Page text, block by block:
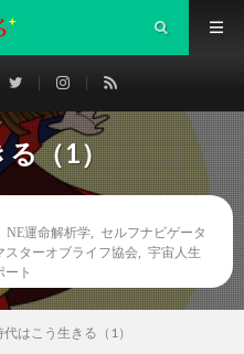
（1）
NE運命解析学
セルフナビゲータ
スターオブライフ協会
宇宙人生
ート
はこう生きる（1）